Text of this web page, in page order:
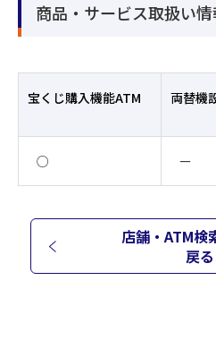
商品・サービス取扱い情
宝くじ購入機能ATM 両替機
○ ー
店舗・ATM検
戻る